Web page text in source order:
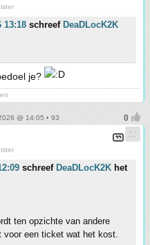
13:18 schreef DeaDLocK2K
je?
@ 14:05 • 93
schreef DeaDLocK2K het
ten opzichte van andere
voor een ticket wat het kost.